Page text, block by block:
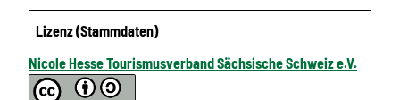
Lizenz (Stammdaten)
Nicole Hesse Tourismusverband Sächsische Schweiz e.V.